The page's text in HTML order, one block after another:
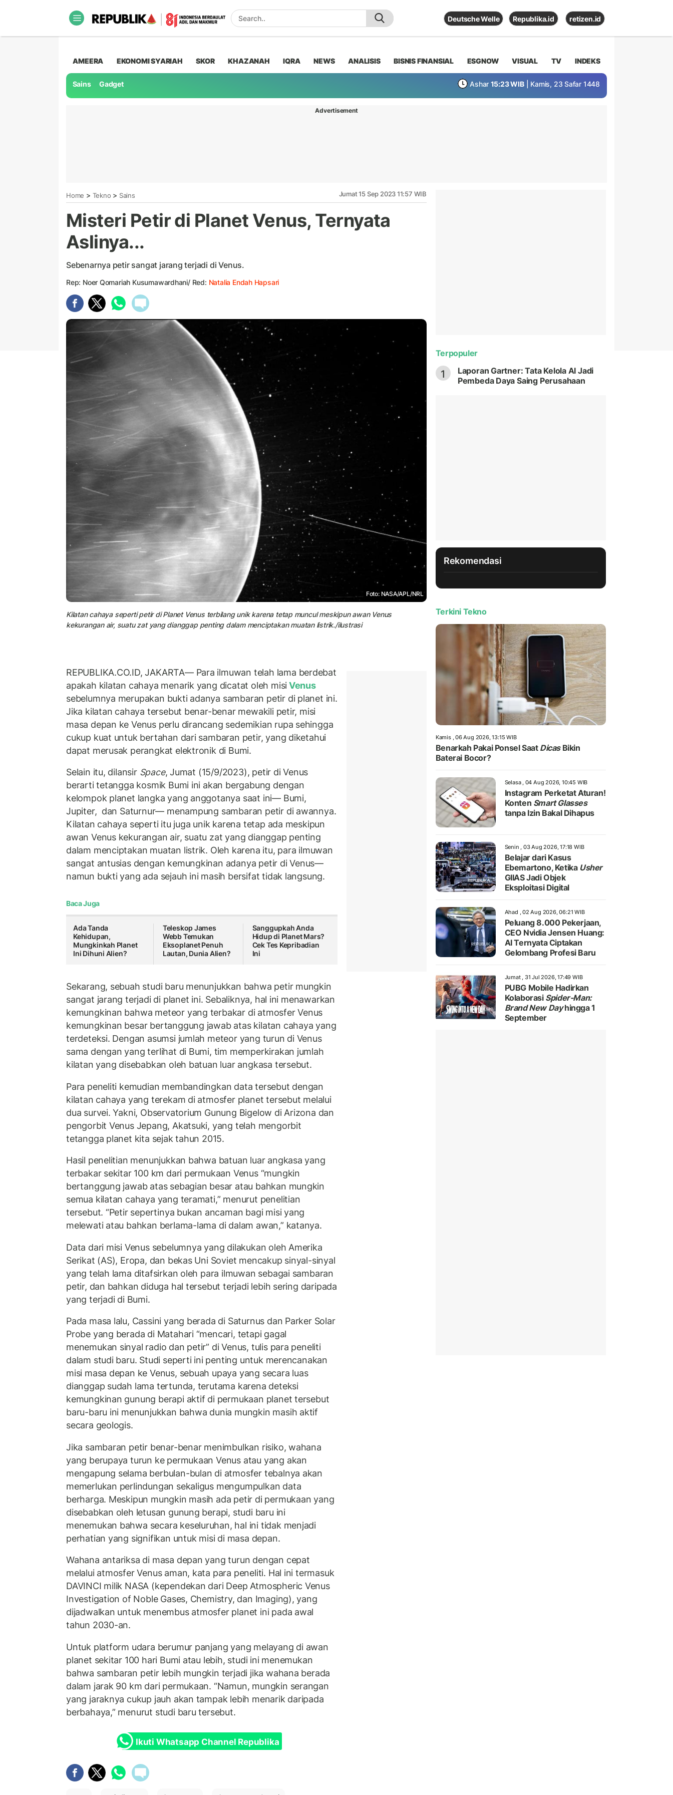
Deutsche Welle Republika.id retizen.id
AMEERA EKONOMI SYARIAH SKOR KHAZANAH IQRA NEWS ANALISIS BISNIS FINANSIAL ESGNOW VISUAL TV INDEKS
Sains Gadget Ashar 15:23 WIB | Kamis, 23 Safar 1448
Advertisement
Home > Tekno > Sains Jumat 15 Sep 2023 11:57 WIB
Misteri Petir di Planet Venus, Ternyata
Aslinya...
Sebenarnya petir sangat jarang terjadi di Venus.
Rep: Noer Qomariah Kusumawardhani/ Red: Natalia Endah Hapsari
Foto: NASA/APL/NRL
Kilatan cahaya seperti petir di Planet Venus terbilang unik karena tetap muncul meskipun awan Venus
kekurangan air, suatu zat yang dianggap penting dalam menciptakan muatan listrik./ilustrasi
REPUBLIKA.CO.ID, JAKARTA— Para ilmuwan telah lama berdebat
apakah kilatan cahaya menarik yang dicatat oleh misiVenus
sebelumnya merupakan bukti adanya sambaran petir di planet ini.
Jika kilatan cahaya tersebut benar-benar mewakili petir, misi
masa depan ke Venus perlu dirancang sedemikian rupa sehingga
cukup kuat untuk bertahan dari sambaran petir, yang diketahui
dapat merusak perangkat elektronik di Bumi.
Selain itu, dilansir Space, Jumat (15/9/2023), petir di Venus
berarti tetangga kosmik Bumi ini akan bergabung dengan
kelompok planet langka yang anggotanya saat ini— Bumi,
Jupiter, dan Saturnur— menampung sambaran petir di awannya.
Kilatan cahaya seperti itu juga unik karena tetap ada meskipun
awan Venus kekurangan air, suatu zat yang dianggap penting
dalam menciptakan muatan listrik. Oleh karena itu, para ilmuwan
sangat antusias dengan kemungkinan adanya petir di Venus—
namun bukti yang ada sejauh ini masih bersifat tidak langsung.
Baca Juga
Ada Tanda
Kehidupan,
Mungkinkah Planet
Ini Dihuni Alien?
Teleskop James
Webb Temukan
Eksoplanet Penuh
Lautan, Dunia Alien?
Sanggupkah Anda
Hidup di Planet Mars?
Cek Tes Kepribadian
Ini
Sekarang, sebuah studi baru menunjukkan bahwa petir mungkin
sangat jarang terjadi di planet ini. Sebaliknya, hal ini menawarkan
kemungkinan bahwa meteor yang terbakar di atmosfer Venus
kemungkinan besar bertanggung jawab atas kilatan cahaya yang
terdeteksi. Dengan asumsi jumlah meteor yang turun di Venus
sama dengan yang terlihat di Bumi, tim memperkirakan jumlah
kilatan yang disebabkan oleh batuan luar angkasa tersebut.
Para peneliti kemudian membandingkan data tersebut dengan
kilatan cahaya yang terekam di atmosfer planet tersebut melalui
dua survei. Yakni, Observatorium Gunung Bigelow di Arizona dan
pengorbit Venus Jepang, Akatsuki, yang telah mengorbit
tetangga planet kita sejak tahun 2015.
Hasil penelitian menunjukkan bahwa batuan luar angkasa yang
terbakar sekitar 100 km dari permukaan Venus “mungkin
bertanggung jawab atas sebagian besar atau bahkan mungkin
semua kilatan cahaya yang teramati,” menurut penelitian
tersebut. “Petir sepertinya bukan ancaman bagi misi yang
melewati atau bahkan berlama-lama di dalam awan,” katanya.
Data dari misi Venus sebelumnya yang dilakukan oleh Amerika
Serikat (AS), Eropa, dan bekas Uni Soviet mencakup sinyal-sinyal
yang telah lama ditafsirkan oleh para ilmuwan sebagai sambaran
petir, dan bahkan diduga hal tersebut terjadi lebih sering daripada
yang terjadi di Bumi.
Pada masa lalu, Cassini yang berada di Saturnus dan Parker Solar
Probe yang berada di Matahari “mencari, tetapi gagal
menemukan sinyal radio dan petir” di Venus, tulis para peneliti
dalam studi baru. Studi seperti ini penting untuk merencanakan
misi masa depan ke Venus, sebuah upaya yang secara luas
dianggap sudah lama tertunda, terutama karena deteksi
kemungkinan gunung berapi aktif di permukaan planet tersebut
baru-baru ini menunjukkan bahwa dunia mungkin masih aktif
secara geologis.
Jika sambaran petir benar-benar menimbulkan risiko, wahana
yang berupaya turun ke permukaan Venus atau yang akan
mengapung selama berbulan-bulan di atmosfer tebalnya akan
memerlukan perlindungan sekaligus mengumpulkan data
berharga. Meskipun mungkin masih ada petir di permukaan yang
disebabkan oleh letusan gunung berapi, studi baru ini
menemukan bahwa secara keseluruhan, hal ini tidak menjadi
perhatian yang signifikan untuk misi di masa depan.
Wahana antariksa di masa depan yang turun dengan cepat
melalui atmosfer Venus aman, kata para peneliti. Hal ini termasuk
DAVINCI milik NASA (kependekan dari Deep Atmospheric Venus
Investigation of Noble Gases, Chemistry, dan Imaging), yang
dijadwalkan untuk menembus atmosfer planet ini pada awal
tahun 2030-an.
Untuk platform udara berumur panjang yang melayang di awan
planet sekitar 100 hari Bumi atau lebih, studi ini menemukan
bahwa sambaran petir lebih mungkin terjadi jika wahana berada
dalam jarak 90 km dari permukaan. “Namun, mungkin serangan
yang jaraknya cukup jauh akan tampak lebih menarik daripada
berbahaya,” menurut studi baru tersebut.
Ikuti Whatsapp Channel Republika
Terpopuler
1
Laporan Gartner: Tata Kelola AI Jadi
Pembeda Daya Saing Perusahaan
Rekomendasi
Terkini Tekno
Kamis , 06 Aug 2026, 13:15 WIB
Benarkah Pakai Ponsel Saat DicasBikin
Baterai Bocor?
Selasa , 04 Aug 2026, 10:45 WIB
Instagram Perketat Aturan!
Konten Smart Glasses
tanpa Izin Bakal Dihapus
Senin , 03 Aug 2026, 17:18 WIB
Belajar dari Kasus
Ebemartono, Ketika Usher
GIIAS Jadi Objek
Eksploitasi Digital
Ahad , 02 Aug 2026, 06:21 WIB
Peluang 8.000 Pekerjaan,
CEO Nvidia Jensen Huang:
AI Ternyata Ciptakan
Gelombang Profesi Baru
Jumat , 31 Jul 2026, 17:49 WIB
PUBG Mobile Hadirkan
Kolaborasi Spider-Man:
Brand New Dayhingga 1
September